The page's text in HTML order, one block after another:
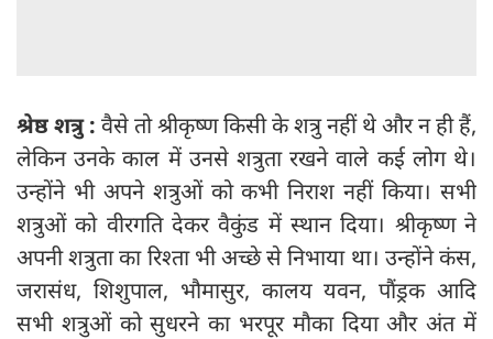
श्रेष्ठ शत्रु : वैसे तो श्रीकृष्ण किसी के शत्रु नहीं थे और न ही हैं,
लेकिन उनके काल में उनसे शत्रुता रखने वाले कई लोग थे।
उन्होंने भी अपने शत्रुओं को कभी निराश नहीं किया। सभी
शत्रुओं को वीरगति देकर वैकुंड में स्थान दिया। श्रीकृष्‍ण ने
अपनी शत्रुता का रिश्‍ता भी अच्छे से निभाया था। उन्होंने कंस,
जरासंध, शिशुपाल, भौमासुर, कालय यवन, पौंड्रक आदि
सभी शत्रुओं को सुधरने का भरपूर मौका दिया और अंत में